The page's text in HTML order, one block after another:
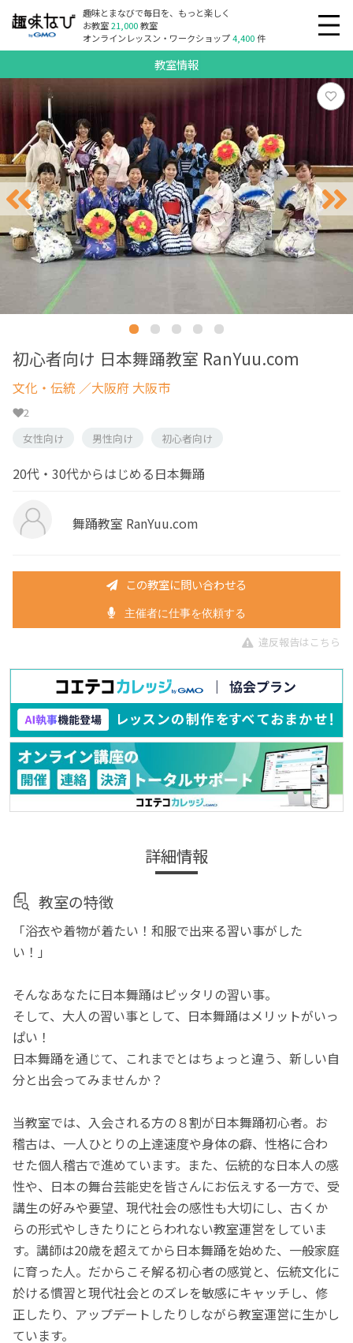
趣味とまなびで毎日を、もっと楽しく
お教室21,000教室
オンラインレッスン・ワークショップ4,400件
教室情報
初心者向け 日本舞踊教室 RanYuu.com
文化・伝統 ／大阪府 大阪市
2
女性向け
男性向け 初心者向け
20代・30代からはじめる日本舞踊
舞踊教室 RanYuu.com
この教室に問い合わせる
主催者に仕事を依頼する
違反報告はこちら
詳細情報
教室の特徴
「浴衣や着物が着たい！和服で出来る習い事がした
い！」
そんなあなたに日本舞踊はピッタリの習い事。
そして、大人の習い事として、日本舞踊はメリットがいっ
ぱい！
日本舞踊を通じて、これまでとはちょっと違う、新しい自
分と出会ってみませんか？
当教室では、入会される方の８割が日本舞踊初心者。お
稽古は、一人ひとりの上達速度や身体の癖、性格に合わ
せた個人稽古で進めています。また、伝統的な日本人の感
性や、日本の舞台芸能史を皆さんにお伝えする一方で、受
講生の好みや要望、現代社会の感性も大切にし、古くか
らの形式やしきたりにとらわれない教室運営をしていま
す。講師は20歳を超えてから日本舞踊を始めた、一般家庭
に育った人。だからこそ解る初心者の感覚と、伝統文化に
於ける慣習と現代社会とのズレを敏感にキャッチし、修
正したり、アップデートしたりしながら教室運営に生かし
ています。